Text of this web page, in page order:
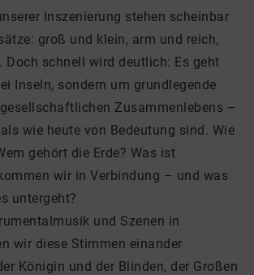
Inszenierung stehen scheinbar
groß und klein, arm und reich,
Doch schnell wird deutlich: Es geht
Inseln, sondern um grundlegende
Zusammenlebens –
wie heute von Bedeutung sind. Wie
gehört die Erde? Was ist
wir in Verbindung – und was
untergeht?
und Szenen in
wir diese Stimmen einander
Königin und der Blinden, der Großen